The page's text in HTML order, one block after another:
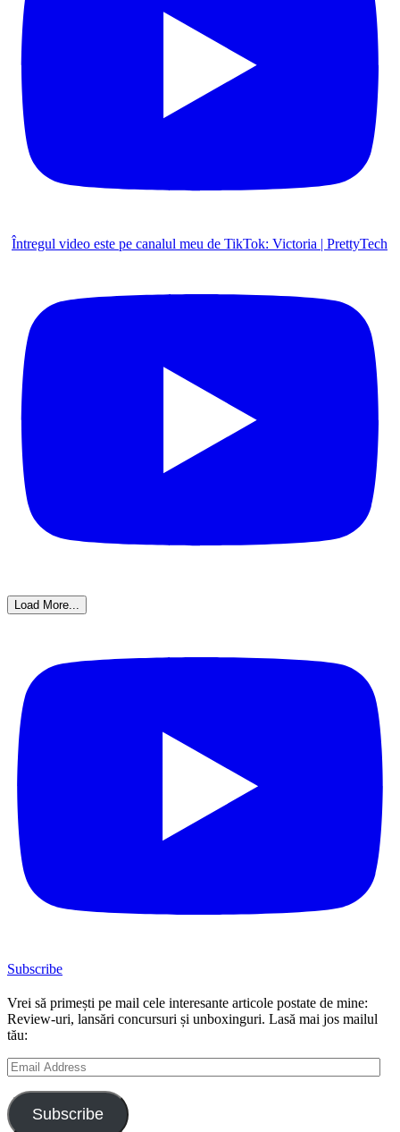
Întregul video este pe canalul meu de TikTok: Victoria | PrettyTech
Load More...
Subscribe
Vrei să primești pe mail cele interesante articole postate de mine:
Review-uri, lansări concursuri și unboxinguri. Lasă mai jos mailul
tău:
Email
Address
Subscribe